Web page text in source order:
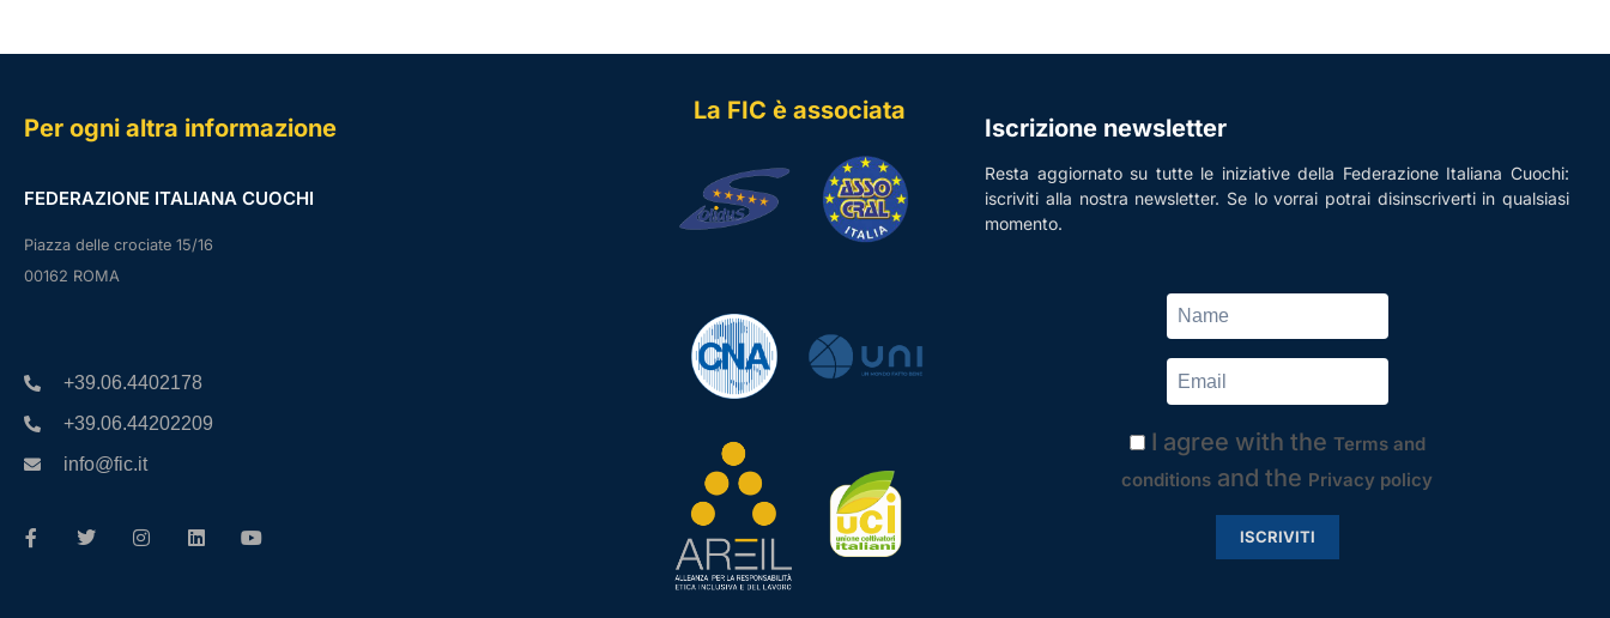
Per ogni altra informazione
FEDERAZIONE ITALIANA CUOCHI
Piazza delle crociate 15/16
00162 ROMA
+39.06.4402178
+39.06.44202209
info@fic.it
La FIC è associata
Iscrizione newsletter
Resta aggiornato su tutte le iniziative della Federazione Italiana Cuochi:
iscriviti alla nostra newsletter. Se lo vorrai potrai disinscriverti in qualsiasi
momento.
I agree with the Terms and
conditions and the Privacy policy
ISCRIVITI